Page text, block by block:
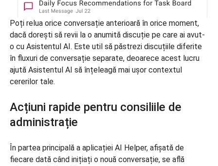
Poți relua orice conversație anterioară în orice moment,
dacă dorești să revii la o anumită discuție pe care ai avut-
o cu Asistentul AI. Este util să păstrezi discuțiile diferite
în fluxuri de conversație separate, deoarece acest lucru
ajută Asistentul AI să înțeleagă mai ușor contextul
cererilor tale.
Acțiuni rapide pentru consiliile de
administrație
În partea principală a aplicației AI Helper, afișată de
fiecare dată când inițiați o nouă conversație, se află